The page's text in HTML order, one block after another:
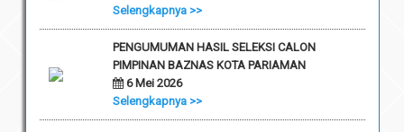
Selengkapnya >>
PENGUMUMAN HASIL SELEKSI CALON
PIMPINAN BAZNAS KOTA PARIAMAN
6 Mei 2026
Selengkapnya >>